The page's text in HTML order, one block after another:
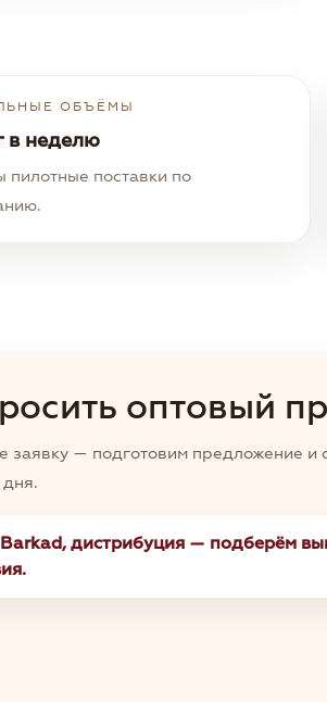
ОБЪЁМЫ
в неделю
пилотные поставки по
оптовый
заявку — подготовим предложение и
дня.
Barkad, дистрибуция — подберём